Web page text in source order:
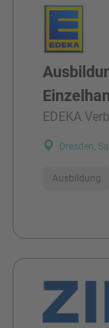
EDEKA
Dresden,
Ausbildung